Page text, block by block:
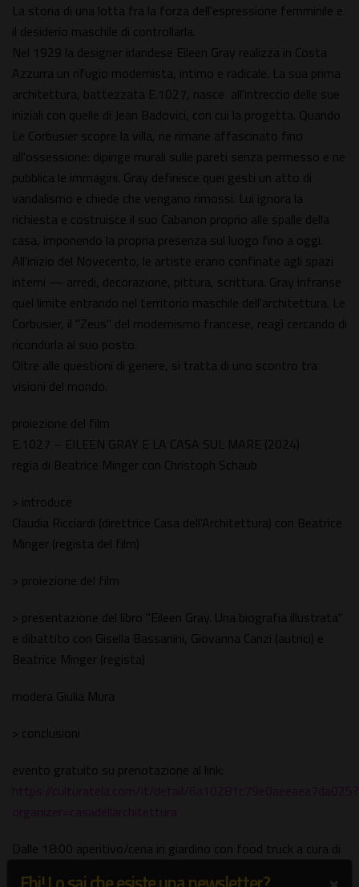
La storia di una lotta fra la forza dell'espressione femminile e
il desiderio maschile di controllarla.
Nel 1929 la designer irlandese Eileen Gray realizza in Costa
Azzurra un rifugio modernista, intimo e radicale. La sua prima
architettura, battezzata E.1027, nasce all'intreccio delle sue
iniziali con quelle di Jean Badovici, con cui la progetta. Quando
Le Corbusier scopre la villa, ne rimane affascinato fino
all'ossessione: dipinge murali sulle pareti senza permesso e ne
pubblica le immagini. Gray definisce quei gesti un atto di
vandalismo e chiede che vengano rimossi. Lui ignora la
richiesta e costruisce il suo Cabanon proprio alle spalle della
casa, imponendo la propria presenza sul luogo fino a oggi.
All'inizio del Novecento, le artiste erano confinate agli spazi
interni — arredi, decorazione, pittura, scrittura. Gray infranse
quel limite entrando nel territorio maschile dell'architettura. Le
Corbusier, il "Zeus" del modernismo francese, reagì cercando di
ricondurla al suo posto.
Oltre alle questioni di genere, si tratta di uno scontro tra
visioni del mondo.
proiezione del film
E.1027 – EILEEN GRAY E LA CASA SUL MARE (2024)
regia di Beatrice Minger con Christoph Schaub
> introduce
Claudia Ricciardi (direttrice Casa dell'Architettura) con Beatrice
Minger (regista del film)
> proiezione del film
> presentazione del libro "Eileen Gray. Una biografia illustrata"
e dibattito con Gisella Bassanini, Giovanna Canzi (autrici) e
Beatrice Minger (regista)
modera Giulia Mura
> conclusioni
evento gratuito su prenotazione al link:
https://culturatela.com/it/detail/6a10281c79e0aeeaea7da025?
organizer=casadellarchitettura
Dalle 18:00 aperitivo/cena in giardino con food truck a cura di